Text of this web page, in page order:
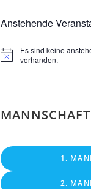
Anstehende
H
s
Es sind keine
vorhanden.
1.
2.